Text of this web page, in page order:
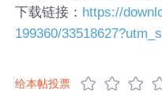
下载链接： https://
199360/
给本帖投票